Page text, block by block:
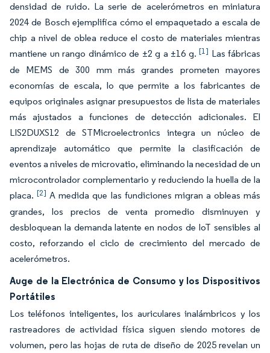
densidad de ruido. La serie de acelerómetros en miniatura
2024 de Bosch ejemplifica cómo el empaquetado a escala de
chip a nivel de oblea reduce el costo de materiales mientras
mantiene un rango dinámico de ±2 g a ±16 g. [1] Las fábricas
de MEMS de 300 mm más grandes prometen mayores
economías de escala, lo que permite a los fabricantes de
equipos originales asignar presupuestos de lista de materiales
más ajustados a funciones de detección adicionales. El
LIS2DUXS12 de STMicroelectronics integra un núcleo de
aprendizaje automático que permite la clasificación de
eventos a niveles de microvatio, eliminando la necesidad de un
microcontrolador complementario y reduciendo la huella de la
placa.[2] A medida que las fundiciones migran a obleas más
grandes, los precios de venta promedio disminuyen y
desbloquean la demanda latente en nodos de IoT sensibles al
costo, reforzando el ciclo de crecimiento del mercado de
acelerómetros.
Auge de la Electrónica de Consumo y los Dispositivos
Portátiles
Los teléfonos inteligentes, los auriculares inalámbricos y los
rastreadores de actividad física siguen siendo motores de
volumen, pero las hojas de ruta de diseño de 2025 revelan un